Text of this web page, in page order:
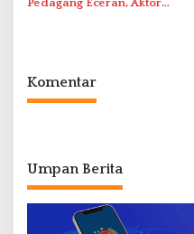
Pedagang Eceran, Aktor
Komentar
Umpan Berita